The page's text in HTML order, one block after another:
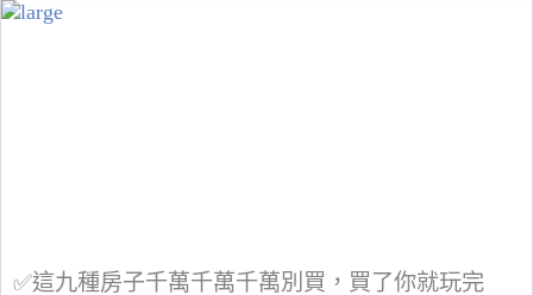
✅這九種房子千萬千萬千萬別買，買了你就玩完